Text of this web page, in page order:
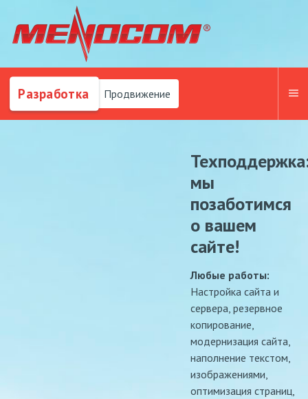
Разработка Продвижение
мы
позаботимся
о вашем
сайте!
Любые работы:
Настройка сайта и
сервера, резервное
копирование,
модернизация сайта,
наполнение текстом,
изображениями,
оптимизация страниц,